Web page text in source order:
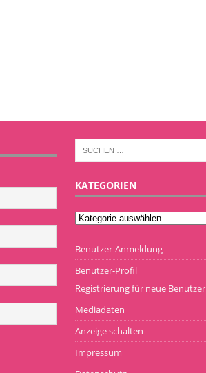
KATEGORIEN
Benutzer-Anmeldung
Benutzer-Profil
Registrierung für neue Benutzer
Mediadaten
Anzeige schalten
Impressum